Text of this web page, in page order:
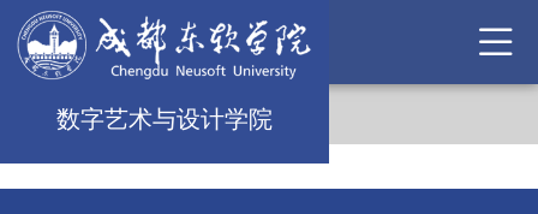
数字艺术与设计学院